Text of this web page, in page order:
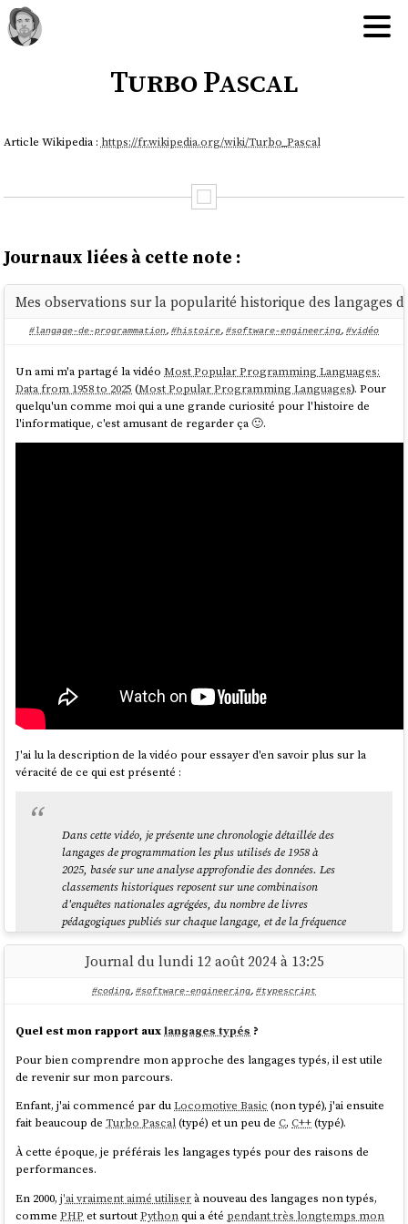
Turbo Pascal
Article Wikipedia : https://fr.wikipedia.org/wiki/Turbo_Pascal
Journaux liées à cette note :
Mes observations sur la popularité historique des langages
#langage-de-programmation, #histoire, #software-engineering, #vidéo
Un ami m'a partagé la vidéoMost Popular Programming Languages:
Data from 1958 to 2025 (Most Popular Programming Languages). Pour
quelqu'un comme moi qui a une grande curiosité pour l'histoire de
l'informatique, c'est amusant de regarder ça 🙂.
J'ai lu la description de la vidéo pour essayer d'en savoir plus sur la
véracité de ce qui est présenté :
Dans cette vidéo, je présente une chronologie détaillée des
langages de programmation les plus utilisés de 1958 à
2025, basée sur une analyse approfondie des données. Les
classements historiques reposent sur une combinaison
d'enquêtes nationales agrégées, du nombre de livres
pédagogiques publiés sur chaque langage, et de la fréquence
publications mondiales dédiées aux logiciels et aux
technologies. Pour les années récentes, les classements ont
été ajustés à partir de données issues de plusieurs indices de
d'accès aux dépôts GitHub, et d'enquêtes auprès des
développeurs.
La popularité dans ce classement est définie par le nombre
de développeurs maîtrisant ou apprenant activement
chaque langage. L'échelle est normalisée sur une valeur
relative de 100, permettant des comparaisons cohérentes
L'emoji flamme représente les langages qui ont atteint la
représente les langages qui ne sont plus officiellement
Journal du lundi 12 août 2024 à 13:25
#coding, #software-engineering, #typescript
Quel est mon rapport auxlangages typés ?
Pour bien comprendre mon approche des langages typés, il est utile
de revenir sur mon parcours.
Enfant, j'ai commencé par duLocomotive Basic (non typé), j'ai ensuite
fait beaucoup deTurbo Pascal(typé) et un peu deC,C++(typé).
À cette époque, je préférais les langages typés pour des raisons de
performances.
En 2000,j'ai vraiment aimé utiliserà nouveau des langages non typés,
commePHP et surtoutPythonqui a été pendant très longtemps mon